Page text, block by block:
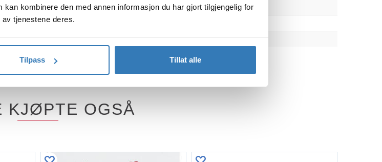
kombinere den med annen informasjon du har gjort tilgjengelig for
tjenestene deres.
Tilpass Tillat alle
KJØPTE OGSÅ